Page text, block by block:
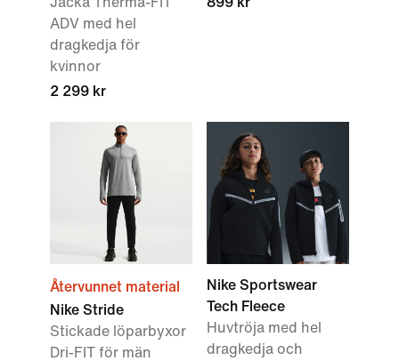
ADV med hel
dragkedja för
kvinnor
2 299 kr
Återvunnet material
Nike Stride
Stickade löparbyxor
Dri-FIT för män
Nike Sportswear
Tech Fleece
Huvtröja med hel
dragkedja och